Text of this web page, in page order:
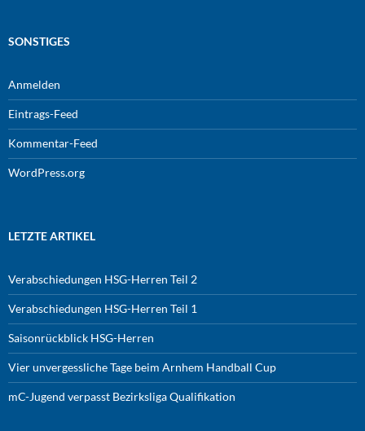
SONSTIGES
Anmelden
Eintrags-Feed
Kommentar-Feed
WordPress.org
LETZTE ARTIKEL
Verabschiedungen HSG-Herren Teil 2
Verabschiedungen HSG-Herren Teil 1
Saisonrückblick HSG-Herren
Vier unvergessliche Tage beim Arnhem Handball Cup
mC-Jugend verpasst Bezirksliga Qualifikation